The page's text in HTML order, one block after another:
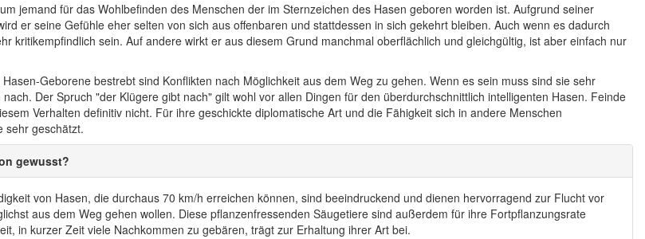
jemand für das Wohlbefinden des Menschen der im Sternzeichen des Hasen geboren worden ist. Aufgrund seiner
er seine Gefühle eher selten von sich aus offenbaren und stattdessen in sich gekehrt bleiben. Auch wenn es dadurch
kritikempfindlich sein. Auf andere wirkt er aus diesem Grund manchmal oberflächlich und gleichgültig, ist aber einfach nur
Geborene bestrebt sind Konflikten nach Möglichkeit aus dem Weg zu gehen. Wenn es sein muss sind sie sehr
Der Spruch "der Klügere gibt nach" gilt wohl vor allen Dingen für den überdurchschnittlich intelligenten Hasen. Feinde
Verhalten definitiv nicht. Für ihre geschickte diplomatische Art und die Fähigkeit sich in andere Menschen
sehr geschätzt.
gewusst?
von Hasen, die durchaus 70 km/h erreichen können, sind beeindruckend und dienen hervorragend zur Flucht vor
aus dem Weg gehen wollen. Diese pflanzenfressenden Säugetiere sind außerdem für ihre Fortpflanzungsrate
in kurzer Zeit viele Nachkommen zu gebären, trägt zur Erhaltung ihrer Art bei.